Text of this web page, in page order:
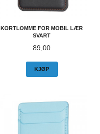
KORTLOMME FOR MOBIL LÆR
SVART
Pris
89,00
KJØP